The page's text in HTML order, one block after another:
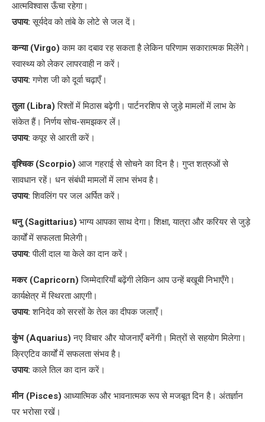
आत्मविश्वास ऊँचा रहेगा।
उपाय:सूर्यदेव को तांबे के लोटे से जल दें।
कन्या (Virgo)काम का दबाव रह सकता है लेकिन परिणाम सकारात्मक मिलेंगे।
स्वास्थ्य को लेकर लापरवाही न करें।
उपाय:गणेश जी को दूर्वा चढ़ाएँ।
तुला (Libra) रिश्तों में मिठास बढ़ेगी। पार्टनरशिप से जुड़े मामलों में लाभ के
संकेत हैं। निर्णय सोच-समझकर लें।
उपाय:कपूर से आरती करें।
वृश्चिक (Scorpio) आज गहराई से सोचने का दिन है। गुप्त शत्रुओं से
सावधान रहें। धन संबंधी मामलों में लाभ संभव है।
उपाय:शिवलिंग पर जल अर्पित करें।
धनु (Sagittarius) भाग्य आपका साथ देगा। शिक्षा, यात्रा और करियर से जुड़े
कार्यों में सफलता मिलेगी।
उपाय:पीली दाल या केले का दान करें।
मकर (Capricorn) जिम्मेदारियाँ बढ़ेंगी लेकिन आप उन्हें बखूबी निभाएँगे।
कार्यक्षेत्र में स्थिरता आएगी।
उपाय: शनिदेव को सरसों के तेल का दीपक जलाएँ।
कुंभ (Aquarius) नए विचार और योजनाएँ बनेंगी। मित्रों से सहयोग मिलेगा।
क्रिएटिव कार्यों में सफलता संभव है।
उपाय:काले तिल का दान करें।
मीन (Pisces) आध्यात्मिक और भावनात्मक रूप से मजबूत दिन है। अंतर्ज्ञान
पर भरोसा रखें।